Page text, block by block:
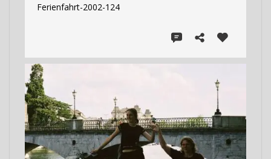
Ferienfahrt-2002-124